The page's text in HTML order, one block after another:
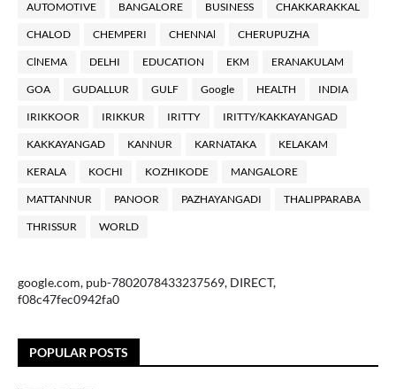
AUTOMOTIVE BANGALORE BUSINESS CHAKKARAKKAL
CHALOD CHEMPERI CHENNAl CHERUPUZHA
ClNEMA DELHI EDUCATION EKM ERANAKULAM
GOA GUDALLUR GULF Google HEALTH INDIA
IRIKKOOR IRIKKUR IRITTY IRITTY/KAKKAYANGAD
KAKKAYANGAD KANNUR KARNATAKA KELAKAM
KERALA KOCHI KOZHIKODE MANGALORE
MATTANNUR PANOOR PAZHAYANGADI THALIPPARABA
THRISSUR WORLD
google.com, pub-7802078433237569, DIRECT,
f08c47fec0942fa0
POPULAR POSTS